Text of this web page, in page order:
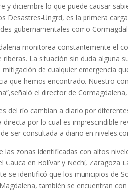
y diciembre lo que puede causar
Desastres-Ungrd, es la primera
gubernamentales como
monitorea constantemente el
riberas. La situación sin duda alguna
mitigación de cualquier emergencia
que hemos encontrado. Nuestro
el director de
del río cambian a diario por
directa por lo cual es imprescindible
ser consultada a diario en
las zonas identificadas con altos
Cauca en Bolívar y Nechí, Zaragoza
se identificó que los municipios de
también se encuentran